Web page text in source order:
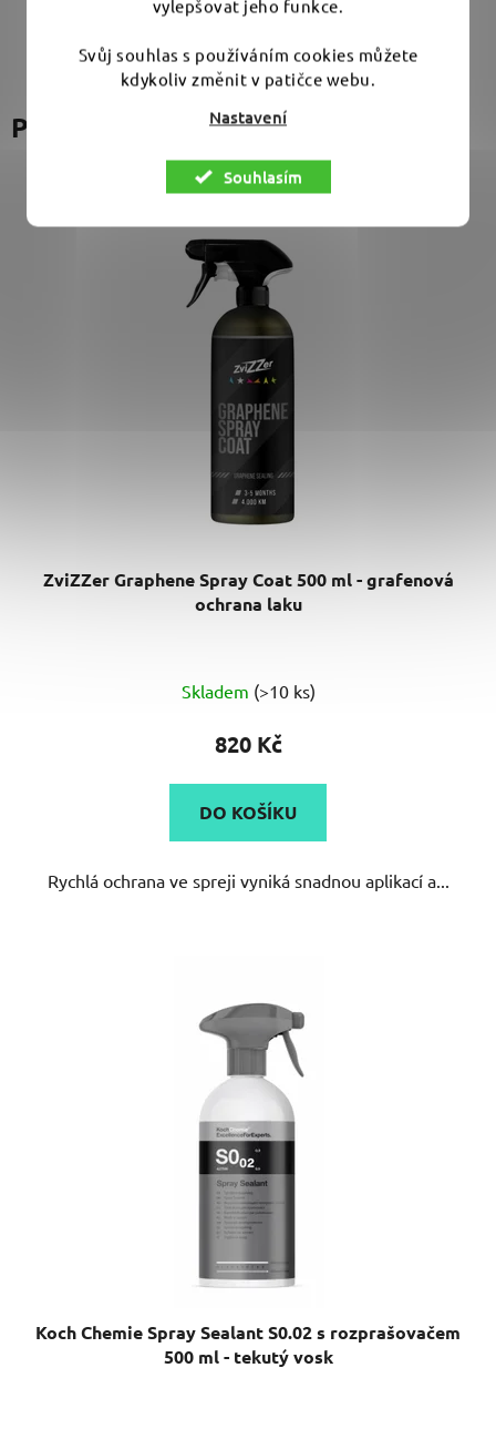
vylepšovat jeho funkce.
Svůj souhlas s používáním cookies můžete
kdykoliv změnit v patičce webu.
Nastavení
Souhlasím
Podobné produkty
ZviZZer Graphene Spray Coat 500 ml - grafenová
ochrana laku
hodnocení
produktu
5,0
z
hvězdiček.
Skladem (>10 ks)
820 Kč
DO KOŠÍKU
Rychlá ochrana ve spreji vyniká snadnou aplikací a...
Koch Chemie Spray Sealant S0.02 s rozprašovačem
500 ml - tekutý vosk